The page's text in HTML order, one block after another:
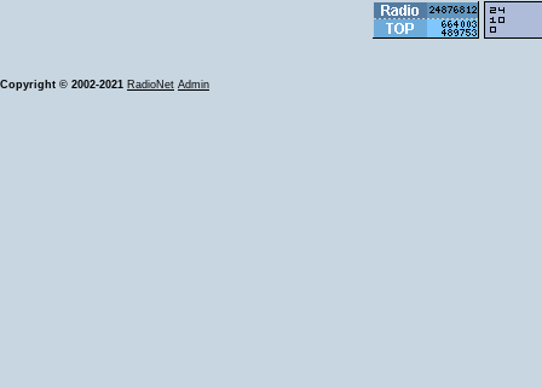
Copyright © 2002-2021 RadioNet Admin